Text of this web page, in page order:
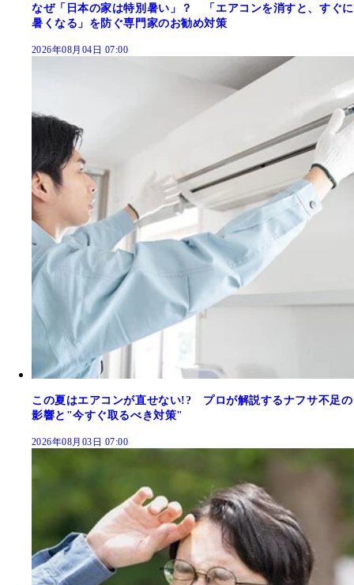
なぜ「日本の家は特別暑い」？ 「エアコンを消すと、すぐに
暑くなる」を防ぐ専門家のお勧め対策
2026年08月04日 07:00
この夏はエアコンが直せない!? プロが解説するナフサ不足の
影響と"今すぐ取るべき対策"
2026年08月03日 07:00